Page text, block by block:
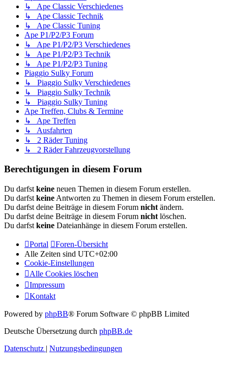
↳ Ape Classic Verschiedenes
↳ Ape Classic Technik
↳ Ape Classic Tuning
Ape P1/P2/P3 Forum
↳ Ape P1/P2/P3 Verschiedenes
↳ Ape P1/P2/P3 Technik
↳ Ape P1/P2/P3 Tuning
Piaggio Sulky Forum
↳ Piaggio Sulky Verschiedenes
↳ Piaggio Sulky Technik
↳ Piaggio Sulky Tuning
Ape Treffen, Clubs & Termine
↳ Ape Treffen
↳ Ausfahrten
↳ 2 Räder Tuning
↳ 2 Räder Fahrzeugvorstellung
Berechtigungen in diesem Forum
Du darfst keine neuen Themen in diesem Forum erstellen.
Du darfst keine Antworten zu Themen in diesem Forum erstellen.
Du darfst deine Beiträge in diesem Forum nicht ändern.
Du darfst deine Beiträge in diesem Forum nicht löschen.
Du darfst keine Dateianhänge in diesem Forum erstellen.
Portal
Foren-Übersicht
Alle Zeiten sind UTC+02:00
Cookie-Einstellungen
Alle Cookies löschen
Impressum
Kontakt
Powered by phpBB® Forum Software © phpBB Limited
Deutsche Übersetzung durch phpBB.de
Datenschutz | Nutzungsbedingungen